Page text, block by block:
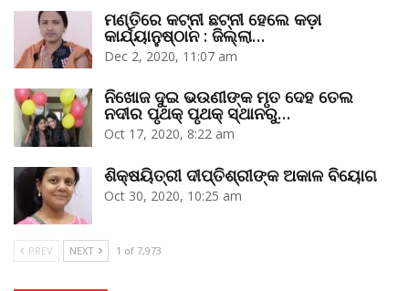
ମଣ୍ତିରେ କଟ୍‌ନୀ ଛଟ୍‌ନୀ ହେଲେ କଡ଼ା
କାର୍ଯ୍ୟାନୁଷ୍ଠାନ : ଜିଲ୍ଲା…
Dec 2, 2020, 11:07 am
ନିଖୋଜ ଦୁଇ ଭଉଣୀଙ୍କ ମୃତ ଦେହ ତେଲ
ନଦୀର ପୃଥକ୍‌ ପୃଥକ୍‌ ସ୍ଥାନରୁ…
Oct 17, 2020, 8:22 am
ଶିକ୍ଷୟିତ୍ରୀ ଦୀପ୍ତିଶ୍ରୀଙ୍କ ଅକାଳ ବିୟୋଗ
Oct 30, 2020, 10:25 am
PREV NEXT 1 of 7,973